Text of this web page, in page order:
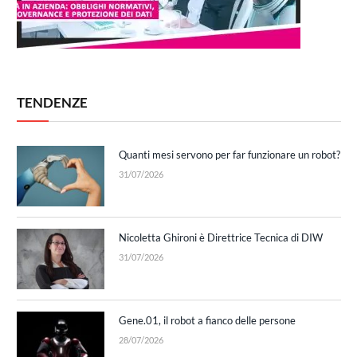
TENDENZE
Quanti mesi servono per far funzionare un robot?
31/07/2026
Nicoletta Ghironi è Direttrice Tecnica di DIW
31/07/2026
Gene.01, il robot a fianco delle persone
28/07/2026